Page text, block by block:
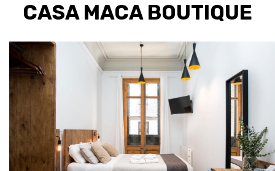
CASA MACA BOUTIQUE